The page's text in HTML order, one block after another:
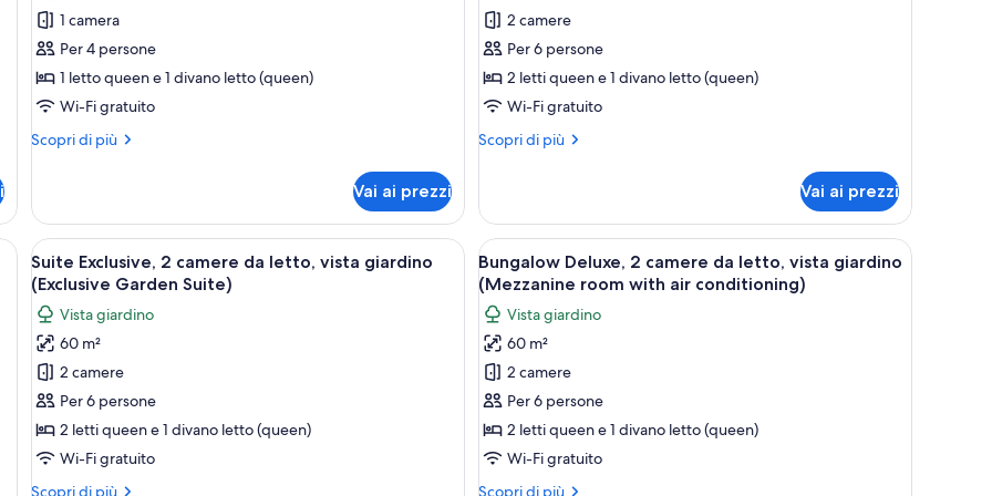
Suite,
1
camera
da
vista
Suite)
1 camera
Per 4 persone
1 letto queen e 1 divano letto (queen)
Wi-Fi gratuito
Scopri di più
Altri
1
camera
da
letto,
vista
giardino
(Garden
Suite)
Vai ai prezzi
Bungalow,
2
camere
da
vista
Bungalow)
2 camere
Per 6 persone
2 letti queen e 1 divano letto (queen)
Wi-Fi gratuito
Scopri di più
Altri
2
camere
da
letto,
vista
laguna
(Beach
Bungalow)
Vai ai prezzi
bianca in un giardino con un patio in legno e un portico coperto.
Apri
tutte
le
foto
per
Suite
Exclusive,
2
camere
Una moderna casa a due piani con un muro in pietra e un tendone rosso.
4
Suite Exclusive, 2 camere da letto, vista giardino
(Exclusive Garden Suite)
Vista giardino
60 m²
2 camere
Per 6 persone
2 letti queen e 1 divano letto (queen)
Wi-Fi gratuito
Scopri di più
Altri
Apri
tutte
le
foto
per
Bungalow
Deluxe,
2
camere
Una camera da letto con un letto al centro,
9
Bungalow Deluxe, 2 camere da letto, vista giardino
(Mezzanine room with air conditioning)
Vista giardino
60 m²
2 camere
Per 6 persone
2 letti queen e 1 divano letto (queen)
Wi-Fi gratuito
Scopri di più
Altri